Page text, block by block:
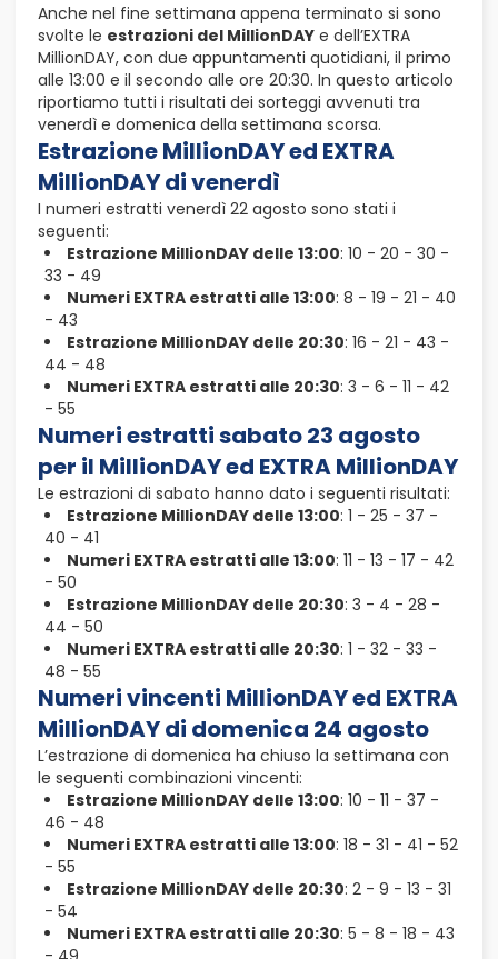
Anche nel fine settimana appena terminato si sono
svolte le estrazioni del MillionDAY e dell’EXTRA
MillionDAY, con due appuntamenti quotidiani, il primo
alle 13:00 e il secondo alle ore 20:30. In questo articolo
riportiamo tutti i risultati dei sorteggi avvenuti tra
venerdì e domenica della settimana scorsa.
Estrazione MillionDAY ed EXTRA
MillionDAY di venerdì
I numeri estratti venerdì 22 agosto sono stati i
seguenti:
Estrazione MillionDAY delle 13:00: 10 - 20 - 30 -
33 - 49
Numeri EXTRA estratti alle 13:00: 8 - 19 - 21 - 40
- 43
Estrazione MillionDAY delle 20:30: 16 - 21 - 43 -
44 - 48
Numeri EXTRA estratti alle 20:30: 3 - 6 - 11 - 42
- 55
Numeri estratti sabato 23 agosto
per il MillionDAY ed EXTRA MillionDAY
Le estrazioni di sabato hanno dato i seguenti risultati:
Estrazione MillionDAY delle 13:00: 1 - 25 - 37 -
40 - 41
Numeri EXTRA estratti alle 13:00: 11 - 13 - 17 - 42
- 50
Estrazione MillionDAY delle 20:30: 3 - 4 - 28 -
44 - 50
Numeri EXTRA estratti alle 20:30: 1 - 32 - 33 -
48 - 55
Numeri vincenti MillionDAY ed EXTRA
MillionDAY di domenica 24 agosto
L’estrazione di domenica ha chiuso la settimana con
le seguenti combinazioni vincenti:
Estrazione MillionDAY delle 13:00: 10 - 11 - 37 -
46 - 48
Numeri EXTRA estratti alle 13:00: 18 - 31 - 41 - 52
- 55
Estrazione MillionDAY delle 20:30: 2 - 9 - 13 - 31
- 54
Numeri EXTRA estratti alle 20:30: 5 - 8 - 18 - 43